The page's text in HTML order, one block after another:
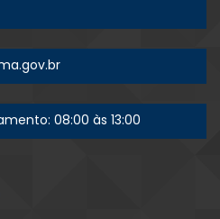
08:00 às 13:00